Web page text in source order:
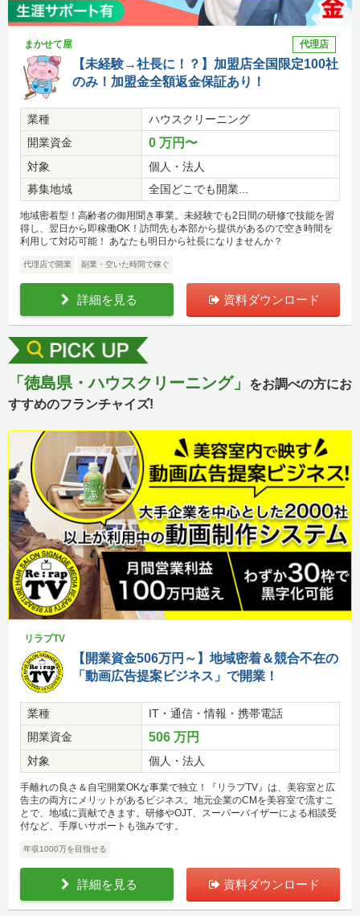
まかせて屋 代理店
【未経験→社長に！？】加盟店全国限定100社
のみ！加盟金全額返金保証あり！
業種
ハウスクリーニング
開業資金
0 万円〜
対象
個人・法人
募集地域
全国どこでも開業...
地域密着型！高齢者の御用聞き事業。未経験でも2日間の研修で技能を習
得し、翌日から即稼働OK！訪問先も本部から提供があるので空き時間を
利用して対応可能！ あなたも明日から社長になりませんか？
代理店で開業 副業・空いた時間で稼ぐ
詳細を見る 資料ダウンロード
「徳島県・ハウスクリーニング」
をお調べの方にお
すすめのフランチャイズ!
リラプTV
【開業資金506万円～】地域密着＆競合不在の
「動画広告提案ビジネス」で開業！
業種
IT・通信・情報・携帯電話
開業資金
506 万円
対象 個人・法人
手離れの良さ＆自宅開業OKな事業で独立！『リラプTV』は、美容室と広
告主の両方にメリットがあるビジネス。地元企業のCMを美容室で流すこ
とで、地域に貢献できます。研修やOJT、スーパーバイザーによる相談受
付など、手厚いサポートも強みです。
年収1000万を目指せる
詳細を見る 資料ダウンロード